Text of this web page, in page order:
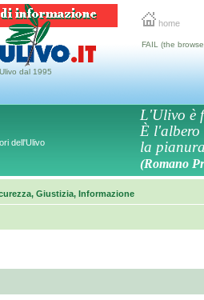
home
dal 1995
FAIL (the
dell'Ulivo
L'Ulivo è
È l'albero
la
(Romano
Giustizia, Informazione